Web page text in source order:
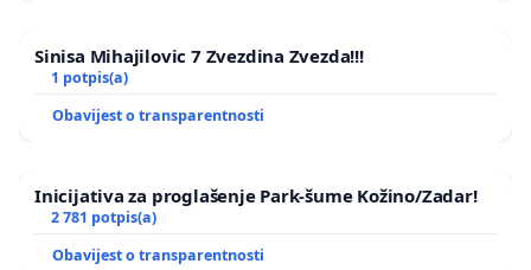
Sinisa Mihajilovic 7 Zvezdina Zvezda!!!
1 potpis(a)
Obavijest o transparentnosti
Inicijativa za proglašenje Park-šume Kožino/Zadar!
2 781 potpis(a)
Obavijest o transparentnosti